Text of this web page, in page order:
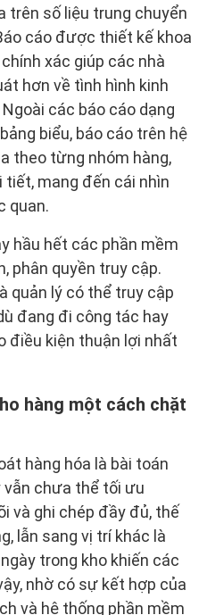
trên số liệu trung chuyển
cáo được thiết kế khoa
xác giúp các nhà
hơn về tình hình kinh
các báo cáo dạng
biểu, báo cáo trên hệ
theo từng nhóm hàng,
mang đến cái nhìn
quan.
hầu hết các phần mềm
phân quyền truy cập.
quản lý có thể truy cập
đang đi công tác hay
điều kiện thuận lợi nhất
hàng một cách chặt
hàng hóa là bài toán
vẫn chưa thể tối ưu
và ghi chép đầy đủ, thế
lẫn sang vị trí khác là
trong kho khiến các
nhờ có sự kết hợp của
và hệ thống phần mềm